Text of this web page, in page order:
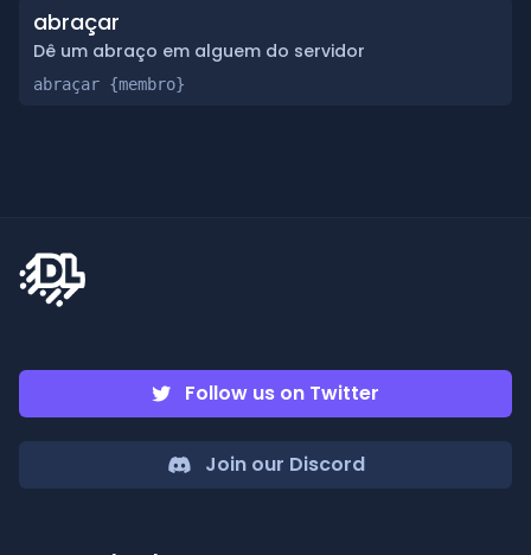
abraçar
Dê um abraço em alguem do servidor
abraçar {membro}
Follow us on Twitter
Join our Discord